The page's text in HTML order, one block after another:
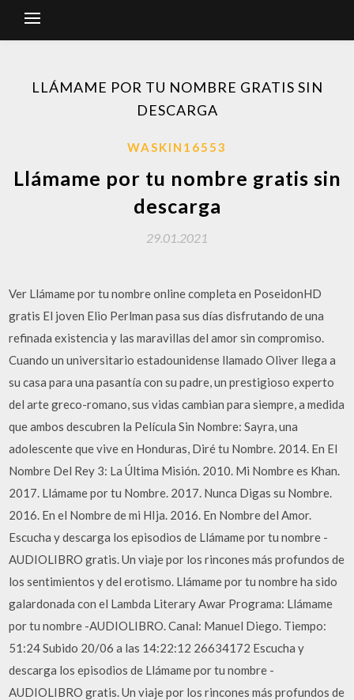
LLÁMAME POR TU NOMBRE GRATIS SIN
DESCARGA
WASKIN16553
Llámame por tu nombre gratis sin
descarga
29.01.2021
Ver Llámame por tu nombre online completa en PoseidonHD
gratis El joven Elio Perlman pasa sus días disfrutando de una
refinada existencia y las maravillas del amor sin compromiso.
Cuando un universitario estadounidense llamado Oliver llega a
su casa para una pasantía con su padre, un prestigioso experto
del arte greco-romano, sus vidas cambian para siempre, a medida
que ambos descubren la Película Sin Nombre: Sayra, una
adolescente que vive en Honduras, Diré tu Nombre. 2014. En El
Nombre Del Rey 3: La Última Misión. 2010. Mi Nombre es Khan.
2017. Llámame por tu Nombre. 2017. Nunca Digas su Nombre.
2016. En el Nombre de mi HIja. 2016. En Nombre del Amor.
Escucha y descarga los episodios de Llámame por tu nombre -
AUDIOLIBRO gratis. Un viaje por los rincones más profundos de
los sentimientos y del erotismo. Llámame por tu nombre ha sido
galardonada con el Lambda Literary Awar Programa: Llámame
por tu nombre -AUDIOLIBRO. Canal: Manuel Diego. Tiempo:
51:24 Subido 20/06 a las 14:22:12 26634172 Escucha y
descarga los episodios de Llámame por tu nombre -
AUDIOLIBRO gratis. Un viaje por los rincones más profundos de